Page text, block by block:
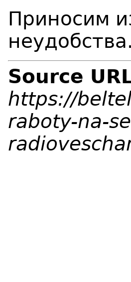
Приносим
неудобства.
Source
https://
raboty-na-